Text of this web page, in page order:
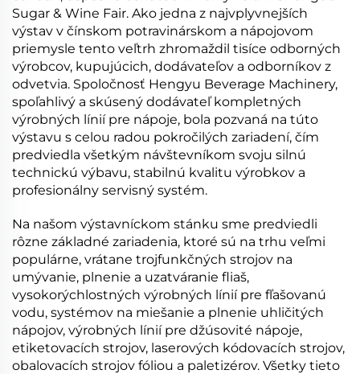
Sugar & Wine Fair. Ako jedna z najvplyvnejších
výstav v čínskom potravinárskom a nápojovom
priemysle tento veľtrh zhromaždil tisíce odborných
výrobcov, kupujúcich, dodávateľov a odborníkov z
odvetvia. Spoločnosť Hengyu Beverage Machinery,
spoľahlivý a skúsený dodávateľ kompletných
výrobných línií pre nápoje, bola pozvaná na túto
výstavu s celou radou pokročilých zariadení, čím
predviedla všetkým návštevníkom svoju silnú
technickú výbavu, stabilnú kvalitu výrobkov a
profesionálny servisný systém.
Na našom výstavníckom stánku sme predviedli
rôzne základné zariadenia, ktoré sú na trhu veľmi
populárne, vrátane trojfunkčných strojov na
umývanie, plnenie a uzatváranie fliaš,
vysokorýchlostných výrobných línií pre fľašovanú
vodu, systémov na miešanie a plnenie uhličitých
nápojov, výrobných línií pre džúsovité nápoje,
etiketovacích strojov, laserových kódovacích strojov,
obalovacích strojov fóliou a paletizérov. Všetky tieto